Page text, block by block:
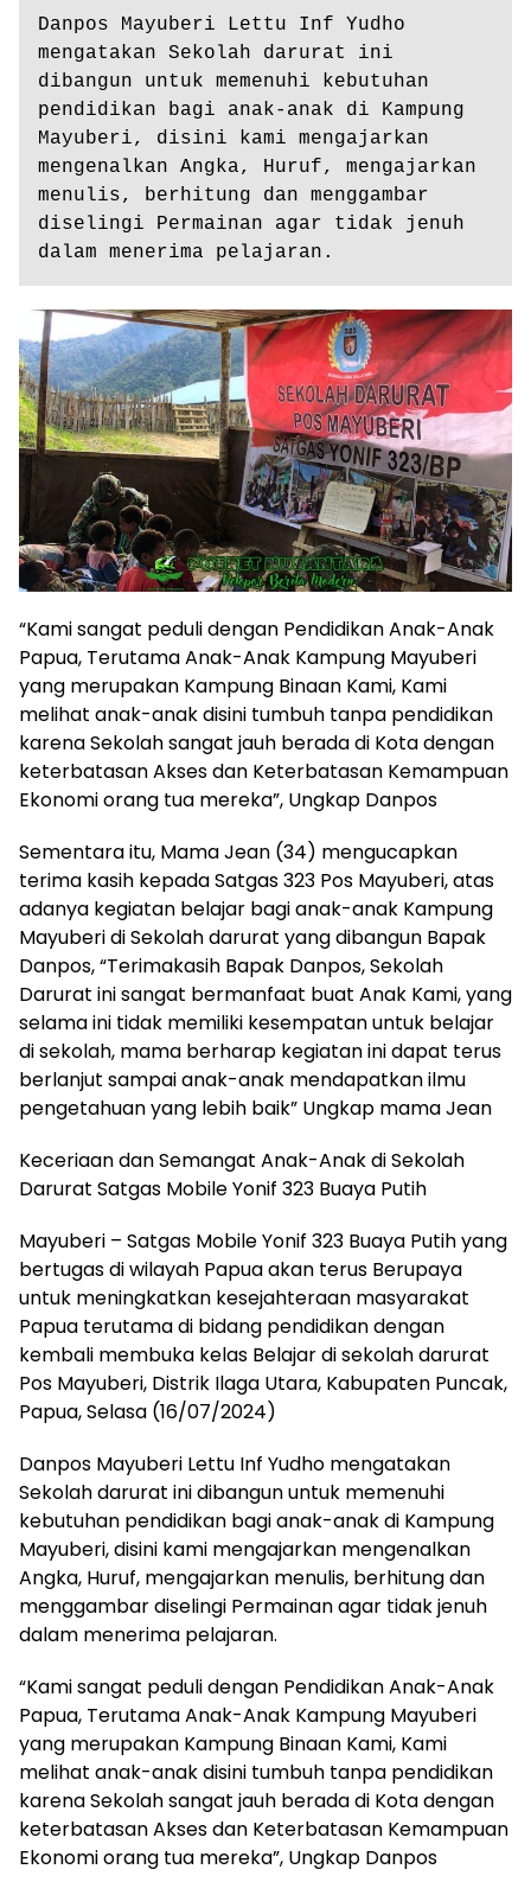
Danpos Mayuberi Lettu Inf Yudho
mengatakan Sekolah darurat ini
dibangun untuk memenuhi kebutuhan
pendidikan bagi anak-anak di Kampung
Mayuberi, disini kami mengajarkan
mengenalkan Angka, Huruf, mengajarkan
menulis, berhitung dan menggambar
diselingi Permainan agar tidak jenuh
dalam menerima pelajaran.
“Kami sangat peduli dengan Pendidikan Anak-Anak
Papua, Terutama Anak-Anak Kampung Mayuberi
yang merupakan Kampung Binaan Kami, Kami
melihat anak-anak disini tumbuh tanpa pendidikan
karena Sekolah sangat jauh berada di Kota dengan
keterbatasan Akses dan Keterbatasan Kemampuan
Ekonomi orang tua mereka”, Ungkap Danpos
Sementara itu, Mama Jean (34) mengucapkan
terima kasih kepada Satgas 323 Pos Mayuberi, atas
adanya kegiatan belajar bagi anak-anak Kampung
Mayuberi di Sekolah darurat yang dibangun Bapak
Danpos, “Terimakasih Bapak Danpos, Sekolah
Darurat ini sangat bermanfaat buat Anak Kami, yang
selama ini tidak memiliki kesempatan untuk belajar
di sekolah, mama berharap kegiatan ini dapat terus
berlanjut sampai anak-anak mendapatkan ilmu
pengetahuan yang lebih baik” Ungkap mama Jean
Keceriaan dan Semangat Anak-Anak di Sekolah
Darurat Satgas Mobile Yonif 323 Buaya Putih
Mayuberi – Satgas Mobile Yonif 323 Buaya Putih yang
bertugas di wilayah Papua akan terus Berupaya
untuk meningkatkan kesejahteraan masyarakat
Papua terutama di bidang pendidikan dengan
kembali membuka kelas Belajar di sekolah darurat
Pos Mayuberi, Distrik Ilaga Utara, Kabupaten Puncak,
Papua, Selasa (16/07/2024)
Danpos Mayuberi Lettu Inf Yudho mengatakan
Sekolah darurat ini dibangun untuk memenuhi
kebutuhan pendidikan bagi anak-anak di Kampung
Mayuberi, disini kami mengajarkan mengenalkan
Angka, Huruf, mengajarkan menulis, berhitung dan
menggambar diselingi Permainan agar tidak jenuh
dalam menerima pelajaran.
“Kami sangat peduli dengan Pendidikan Anak-Anak
Papua, Terutama Anak-Anak Kampung Mayuberi
yang merupakan Kampung Binaan Kami, Kami
melihat anak-anak disini tumbuh tanpa pendidikan
karena Sekolah sangat jauh berada di Kota dengan
keterbatasan Akses dan Keterbatasan Kemampuan
Ekonomi orang tua mereka”, Ungkap Danpos